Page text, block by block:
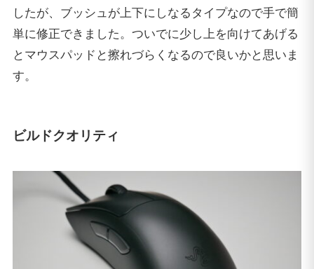
したが、ブッシュが上下にしなるタイプなので手で簡
単に修正できました。ついでに少し上を向けてあげる
とマウスパッドと擦れづらくなるので良いかと思いま
す。
ビルドクオリティ